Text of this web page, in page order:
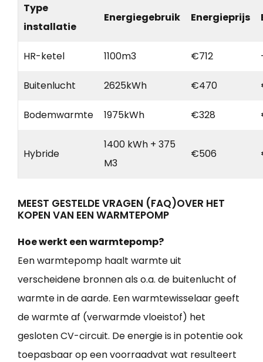
Type
installatie
Energiegebruik Energieprijs
HR-ketel 1100m3 €712
Buitenlucht 2625kWh €470
Bodemwarmte 1975kWh €328
Hybride
1400 kWh + 375
M3
€506
MEEST GESTELDE VRAGEN (FAQ)OVER HET
KOPEN VAN EEN WARMTEPOMP
Hoe werkt een warmtepomp?
Een warmtepomp haalt warmte uit
verscheidene bronnen als o.a. de buitenlucht of
warmte in de aarde. Een warmtewisselaar geeft
de warmte af (verwarmde vloeistof) het
gesloten CV-circuit. De energie is in potentie ook
toepasbaar op een voorraadvat wat resulteert